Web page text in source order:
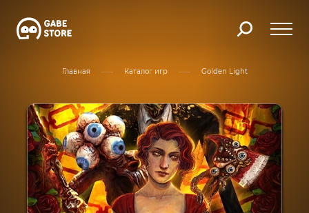
Главная Каталог игр Golden Light